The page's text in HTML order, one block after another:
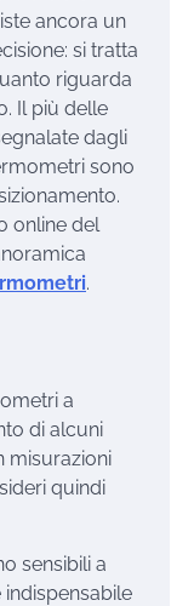
ancora un
si tratta
riguarda
Il più delle
dagli
sono
online del
.
a
di alcuni
misurazioni
quindi
sensibili a